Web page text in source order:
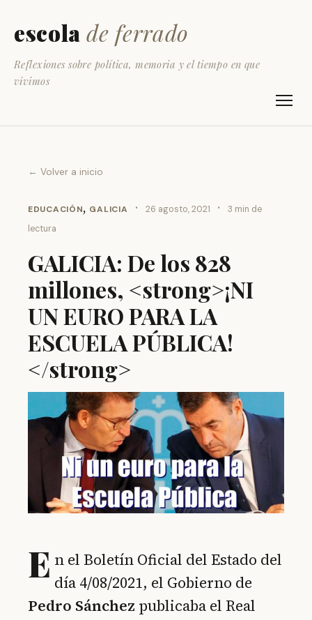
escola de ferrado
Reflexiones sobre política, memoria y el tiempo en que
vivimos
← Volver a inicio
EDUCACIÓN, GALICIA · 26 agosto, 2021 ·
3 min de
lectura
GALICIA: De los 828
millones, <strong>¡NI
UN EURO PARA LA
ESCUELA PÚBLICA!
</strong>
E n el Boletín Oficial del Estado del
día 4/08/2021, el Gobierno de
Pedro Sánchez publicaba el Real